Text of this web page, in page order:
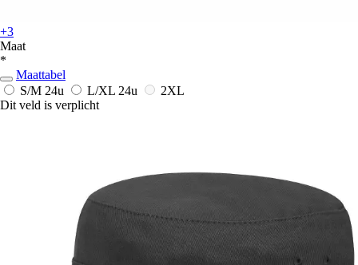
+3
Maat
*
Maattabel
S/M 24u L/XL 24u
2XL
Dit veld is verplicht